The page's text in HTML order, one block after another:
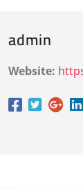
admin
Website: